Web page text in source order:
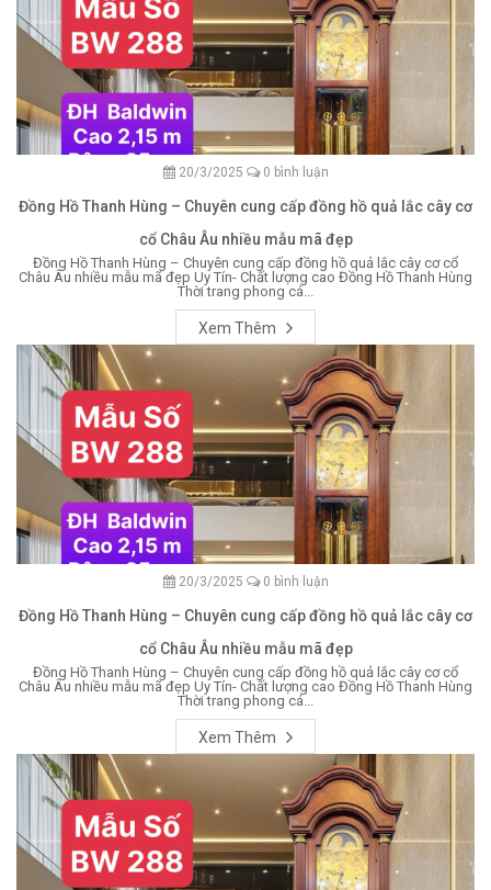
20/3/2025 0 bình luận
Đồng Hồ Thanh Hùng – Chuyên cung cấp đồng hồ quả lắc cây cơ
cổ Châu Âu nhiều mẫu mã đẹp
Đồng Hồ Thanh Hùng – Chuyên cung cấp đồng hồ quả lắc cây cơ cổ
Châu Âu nhiều mẫu mã đẹp Uy Tín- Chất lượng cao Đồng Hồ Thanh Hùng
Thời trang phong cá...
Xem Thêm
20/3/2025 0 bình luận
Đồng Hồ Thanh Hùng – Chuyên cung cấp đồng hồ quả lắc cây cơ
cổ Châu Âu nhiều mẫu mã đẹp
Đồng Hồ Thanh Hùng – Chuyên cung cấp đồng hồ quả lắc cây cơ cổ
Châu Âu nhiều mẫu mã đẹp Uy Tín- Chất lượng cao Đồng Hồ Thanh Hùng
Thời trang phong cá...
Xem Thêm